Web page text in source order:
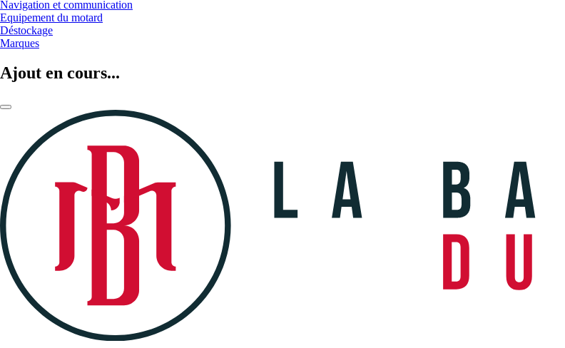
Navigation et communication
Equipement du motard
Déstockage
Marques
Ajout en cours...